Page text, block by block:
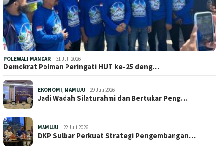
POLEWALI MANDAR 31 Juli 2026
Demokrat Polman Peringati HUT ke-25 deng…
EKONOMI, MAMUJU 29 Juli 2026
Jadi Wadah Silaturahmi dan Bertukar Peng…
MAMUJU 22 Juli 2026
DKP Sulbar Perkuat Strategi Pengembangan…